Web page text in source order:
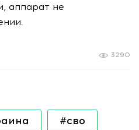
аппарат не
3290
#сво